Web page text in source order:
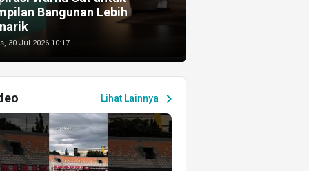
Bangunan Lebih
30 Jul 2026 10:17
Lihat Lainnya chevron_right